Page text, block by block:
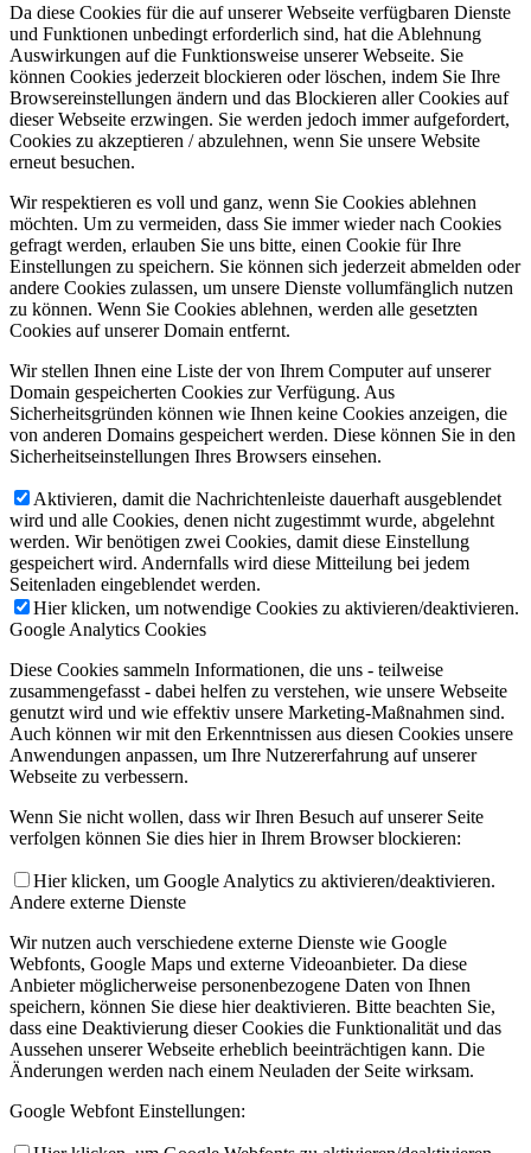
Da diese Cookies für die auf unserer Webseite verfügbaren Dienste
und Funktionen unbedingt erforderlich sind, hat die Ablehnung
Auswirkungen auf die Funktionsweise unserer Webseite. Sie
können Cookies jederzeit blockieren oder löschen, indem Sie Ihre
Browsereinstellungen ändern und das Blockieren aller Cookies auf
dieser Webseite erzwingen. Sie werden jedoch immer aufgefordert,
Cookies zu akzeptieren / abzulehnen, wenn Sie unsere Website
erneut besuchen.
Wir respektieren es voll und ganz, wenn Sie Cookies ablehnen
möchten. Um zu vermeiden, dass Sie immer wieder nach Cookies
gefragt werden, erlauben Sie uns bitte, einen Cookie für Ihre
Einstellungen zu speichern. Sie können sich jederzeit abmelden oder
andere Cookies zulassen, um unsere Dienste vollumfänglich nutzen
zu können. Wenn Sie Cookies ablehnen, werden alle gesetzten
Cookies auf unserer Domain entfernt.
Wir stellen Ihnen eine Liste der von Ihrem Computer auf unserer
Domain gespeicherten Cookies zur Verfügung. Aus
Sicherheitsgründen können wie Ihnen keine Cookies anzeigen, die
von anderen Domains gespeichert werden. Diese können Sie in den
Sicherheitseinstellungen Ihres Browsers einsehen.
Aktivieren, damit die Nachrichtenleiste dauerhaft ausgeblendet
wird und alle Cookies, denen nicht zugestimmt wurde, abgelehnt
werden. Wir benötigen zwei Cookies, damit diese Einstellung
gespeichert wird. Andernfalls wird diese Mitteilung bei jedem
Seitenladen eingeblendet werden.
Hier klicken, um notwendige Cookies zu aktivieren/deaktivieren.
Google Analytics Cookies
Diese Cookies sammeln Informationen, die uns - teilweise
zusammengefasst - dabei helfen zu verstehen, wie unsere Webseite
genutzt wird und wie effektiv unsere Marketing-Maßnahmen sind.
Auch können wir mit den Erkenntnissen aus diesen Cookies unsere
Anwendungen anpassen, um Ihre Nutzererfahrung auf unserer
Webseite zu verbessern.
Wenn Sie nicht wollen, dass wir Ihren Besuch auf unserer Seite
verfolgen können Sie dies hier in Ihrem Browser blockieren:
Hier klicken, um Google Analytics zu aktivieren/deaktivieren.
Andere externe Dienste
Wir nutzen auch verschiedene externe Dienste wie Google
Webfonts, Google Maps und externe Videoanbieter. Da diese
Anbieter möglicherweise personenbezogene Daten von Ihnen
speichern, können Sie diese hier deaktivieren. Bitte beachten Sie,
dass eine Deaktivierung dieser Cookies die Funktionalität und das
Aussehen unserer Webseite erheblich beeinträchtigen kann. Die
Änderungen werden nach einem Neuladen der Seite wirksam.
Google Webfont Einstellungen: